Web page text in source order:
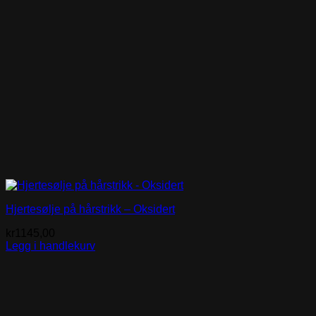
Hjertesølje på hårstrikk – Oksidert
Legg i handlekurv